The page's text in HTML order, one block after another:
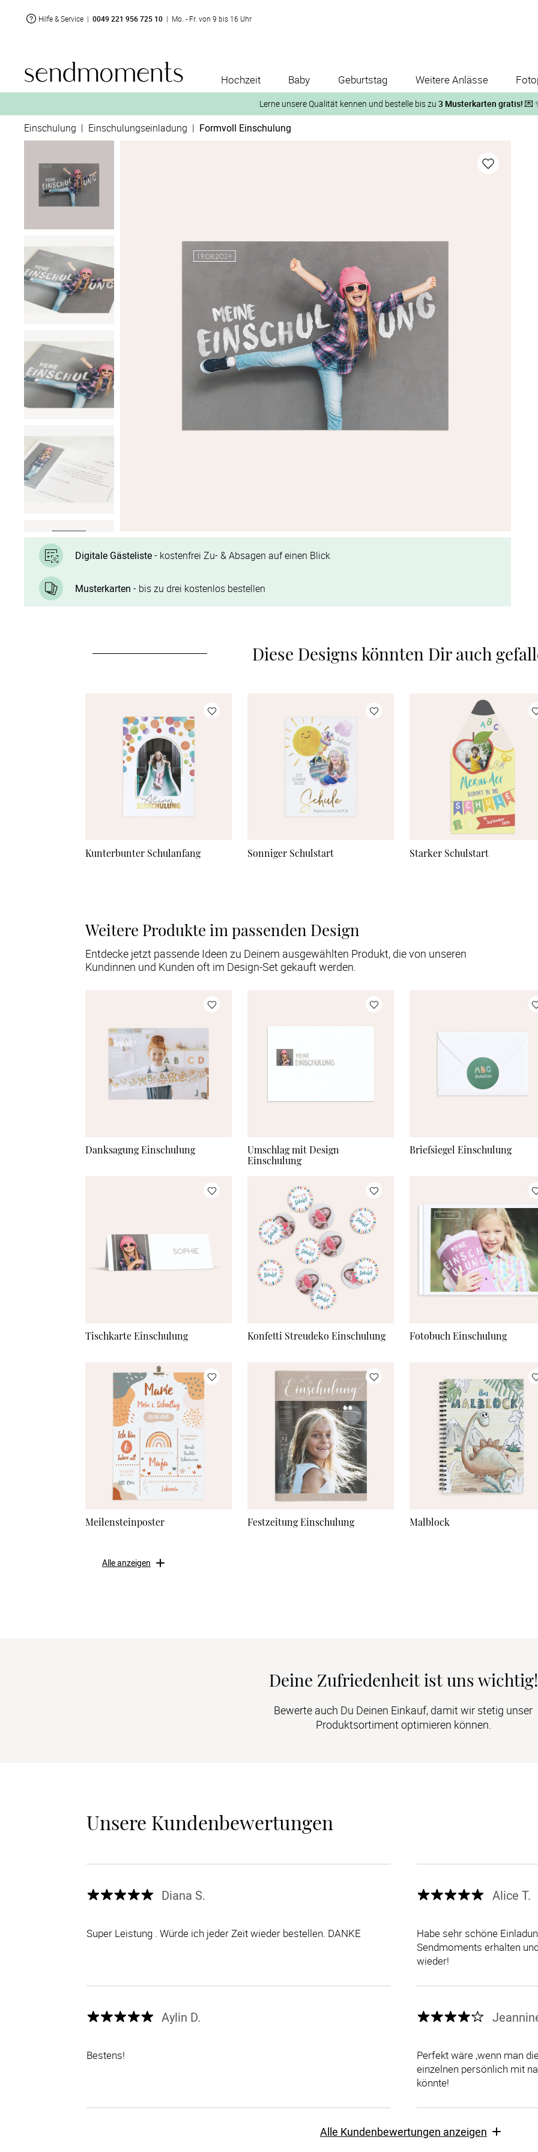
Hilfe & Service | 0049 221 956 725 10 | Mo. - Fr. von 9 bis 16 Uhr
Hochzeit Baby Geburtstag Weitere Anlässe
Lerne unsere Qualität kennen und bestelle bis zu 3 Musterkarten gratis! 💌
auf der jeweiligen Produktseite und lasse Dir die Karten
Einschulung | Einschulungseinladung | Formvoll Einschulung
Digitale Gästeliste- kostenfrei Zu- & Absagen auf einen Blick
Musterkarten - bis zu drei kostenlos bestellen
Diese Designs könnten Dir auch
Kunterbunter Schulanfang Sonniger Schulstart Starker Schulstart
Weitere Produkte im passenden Design
Entdecke jetzt passende Ideen zu Deinem ausgewählten Produkt, die von unseren
Kundinnen und Kunden oft im Design-Set gekauft werden.
Danksagung Einschulung
Umschlag mit Design
Einschulung
Briefsiegel Einschulung
Tischkarte Einschulung Konfetti Streudeko Einschulung Fotobuch Einschulung
Meilensteinposter Festzeitung Einschulung Malblock
Alle anzeigen
Deine Zufriedenheit ist uns wichtig!
Bewerte auch Du Deinen Einkauf, damit wir stetig unser
Produktsortiment optimieren können.
Unsere Kundenbewertungen
Diana S.
Super Leistung . Würde ich jeder Zeit wieder bestellen. DANKE
Alice T.
Habe sehr schöne
Sendmoments erhalten
wieder!
Aylin D.
Bestens!
Perfekt wäre ,wenn man
einzelnen persönlich mit
könnte!
Alle Kundenbewertungen anzeigen